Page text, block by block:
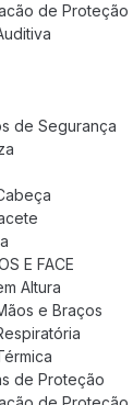
de Proteção
de Segurança
E FACE
Altura
e Braços
de Proteção